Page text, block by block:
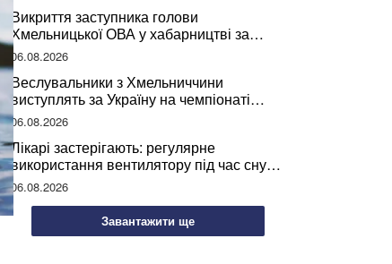
Викриття заступника голови
Хмельницької ОВА у хабарництві за
підписання контрактів на ремонт доріг
06.08.2026
Веслувальники з Хмельниччини
виступлять за Україну на чемпіонаті
світу
06.08.2026
Лікарі застерігають: регулярне
використання вентилятору під час сну
може негативно вплинути на ваше
здоров’я
06.08.2026
Завантажити ще